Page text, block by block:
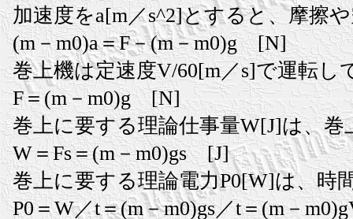
加速度をa[m／s^2]とすると、摩擦
(m－m0)a＝F－(m－m0)g [N]
巻上機は定速度V/60[m／s]で運転
F＝(m－m0)g [N]
巻上に要する理論仕事量W[J]は、
W＝Fs＝(m－m0)gs [J]
巻上に要する理論電力P0[W]は、時
P0＝W／t＝(m－m0)gs／t＝(m－